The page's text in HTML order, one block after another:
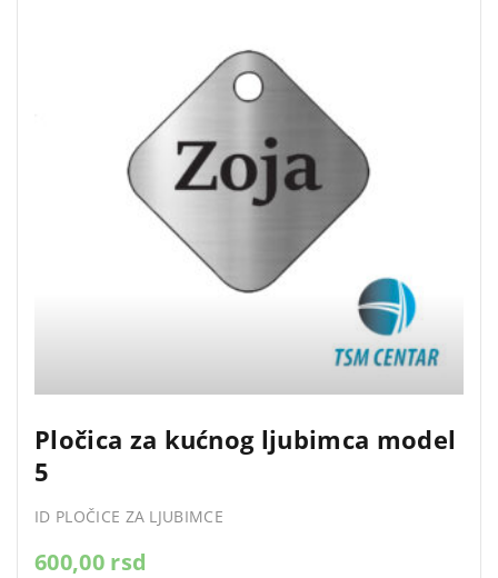
Pločica za kućnog ljubimca model
5
ID PLOČICE ZA LJUBIMCE
600,00 rsd